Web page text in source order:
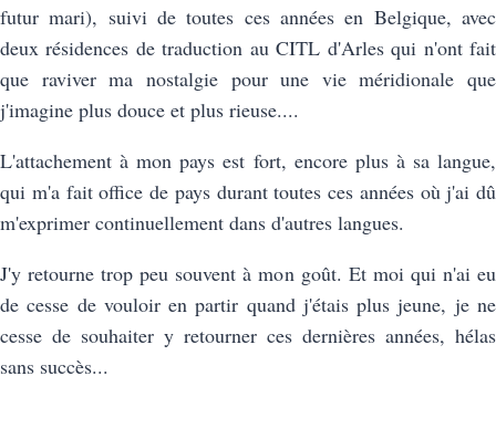
futur mari), suivi de toutes ces années en Belgique, avec
deux résidences de traduction au CITL d'Arles qui n'ont fait
que raviver ma nostalgie pour une vie méridionale que
j'imagine plus douce et plus rieuse....
L'attachement à mon pays est fort, encore plus à sa langue,
qui m'a fait office de pays durant toutes ces années où j'ai dû
m'exprimer continuellement dans d'autres langues.
J'y retourne trop peu souvent à mon goût. Et moi qui n'ai eu
de cesse de vouloir en partir quand j'étais plus jeune, je ne
cesse de souhaiter y retourner ces dernières années, hélas
sans succès...